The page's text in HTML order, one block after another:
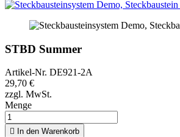
STBD Summer
Artikel-Nr. DE921-2A
29,70 €
zzgl. MwSt.
Menge
 In den Warenkorb